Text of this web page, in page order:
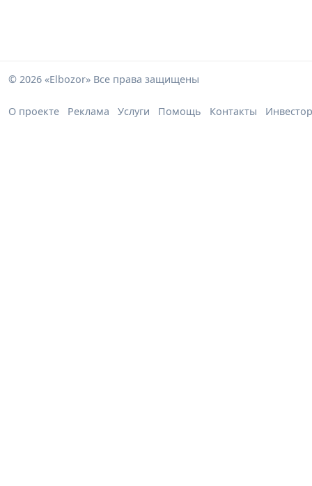
© 2026 «Elbozor» Все права защищены
О проекте Реклама Услуги Помощь Контакты